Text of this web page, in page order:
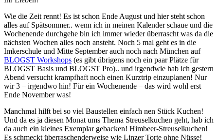
Wie die Zeit rennt! Es ist schon Ende August und hier steht schon
alles auf Spätsommer.. wenn ich in meinen Kalender schaue und die
Wochenende durchgehe bin ich immer wieder überrascht was da die
nächsten Wochen alles noch ansteht. Noch 5 mal geht es in die
Imkerschule und Mitte September auch noch nach München auf
BLOGST Workshops (es gibt übrigens noch ein paar Plätze für
BLOGST Basis und BLOGST Pro).. und irgendwie hab ich gestern
Abend versucht krampfhaft noch einen Kurztrip einzuplanen! Nur
wir 3 – irgendwo hin! Für ein Wochenende – das wird wohl erst
Ende November was!
Manchmal hilft bei so viel Baustellen einfach nen Stück Kuchen!
Und da es ja diesen Monat ums Thema Streuselkuchen geht, hab ich
da auch ein kleines Exemplar gebacken! Himbeer-Streuselkuchen!
Es schmeckt überraschenderweise wie Linzer Torte ohne Nüsse!